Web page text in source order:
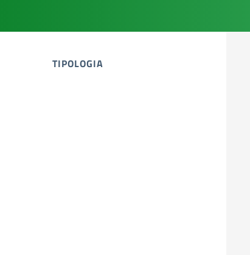
TIPOLOGIA